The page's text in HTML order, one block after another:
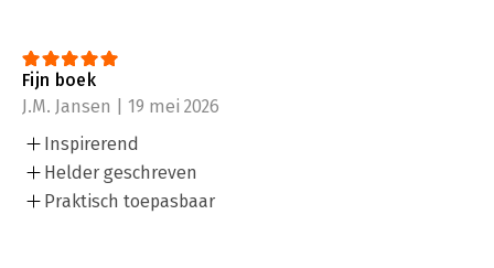
Fijn boek
J.M. Jansen | 19 mei 2026
Inspirerend
Helder geschreven
Praktisch toepasbaar